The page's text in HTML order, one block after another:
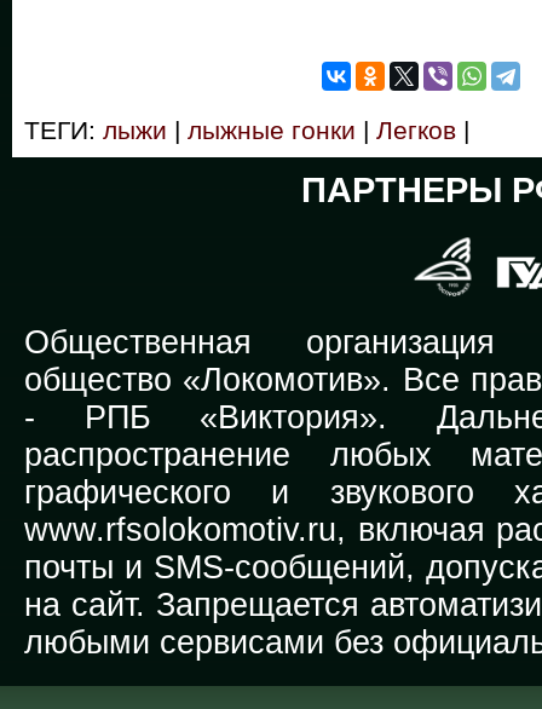
ТЕГИ: лыжи | лыжные гонки | Легков |
ПАРТНЕРЫ
Общественная организация
общество «Локомотив». Все
- РПБ «Виктория».
распространение любых
графического и звукового
www.rfsolokomotiv.ru, включая
почты и SMS-сообщений,
на сайт. Запрещается
любыми сервисами без